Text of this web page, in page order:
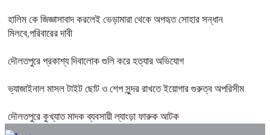
হালিম কে জিজ্ঞাসাবাদ করলেই ভেড়ামারা থেকে অপহৃত সোহার সন্ধান
মিলবে,পরিবারের দাবী
দৌলতপুরে প্রকাশ্য দিবালোক গুলি করে হত্যার অভিযোগ
ভ্যাজাইনাল মাসল টাইট ছোট ও শেপ সুন্দর রাখতে ইয়োগার গুরুত্ব অপরিসীম
দৌলতপুরে কুখ্যাত মাদক ব্যবসায়ী ল্যাংড়া ফারুক আটক